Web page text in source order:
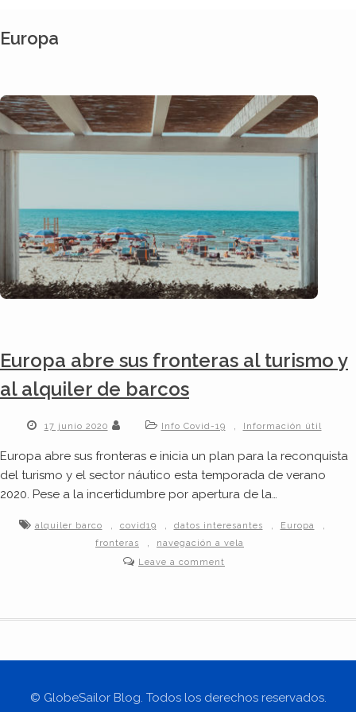
Europa
Europa abre sus fronteras al turismo y
al alquiler de barcos
17 junio 2020 Info Covid-19 , Información útil
Europa abre sus fronteras e inicia un plan para la reconquista
del turismo y el sector náutico esta temporada de verano
2020. Pese a la incertidumbre por apertura de la…
alquiler barco , covid19 , datos interesantes , Europa ,
fronteras ,
navegación a vela
Leave a comment
© GlobeSailor Blog. Todos los derechos reservados.